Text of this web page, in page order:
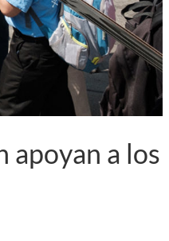
apoyan a los